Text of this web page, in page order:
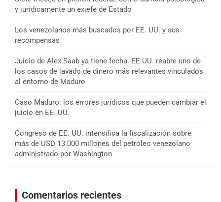
y jurídicamente un exjefe de Estado
Los venezolanos más buscados por EE. UU. y sus
recompensas
Juicio de Alex Saab ya tiene fecha: EE.UU. reabre uno de
los casos de lavado de dinero más relevantes vinculados
al entorno de Maduro
Caso Maduro: los errores jurídicos que pueden cambiar el
juicio en EE. UU.
Congreso de EE. UU. intensifica la fiscalización sobre
más de USD 13.000 millones del petróleo venezolano
administrado por Washington
Comentarios recientes